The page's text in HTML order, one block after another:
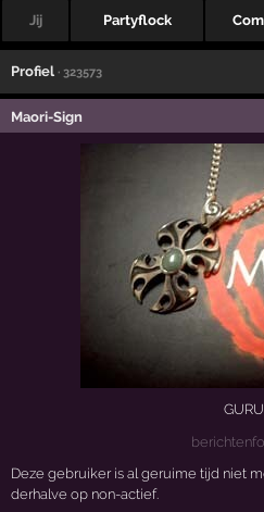
Jij Partyflock
Profiel · 323573
Maori-Sign
GURU
Deze gebruiker is al geruime tijd niet
derhalve op non-actief.